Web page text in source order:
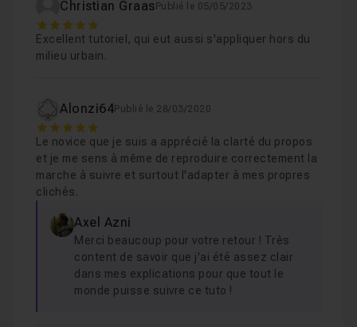
Christian Graas Publié le 05/05/2023
5
Excellent tutoriel, qui eut aussi s'appliquer hors du
milieu urbain.
Alonzi64Publié le 28/03/2020
5
Le novice que je suis a apprécié la clarté du propos
et je me sens à même de reproduire correctement la
marche à suivre et surtout l'adapter à mes propres
clichés.
Axel Azni
Merci beaucoup pour votre retour ! Très
content de savoir que j'ai été assez clair
dans mes explications pour que tout le
monde puisse suivre ce tuto !